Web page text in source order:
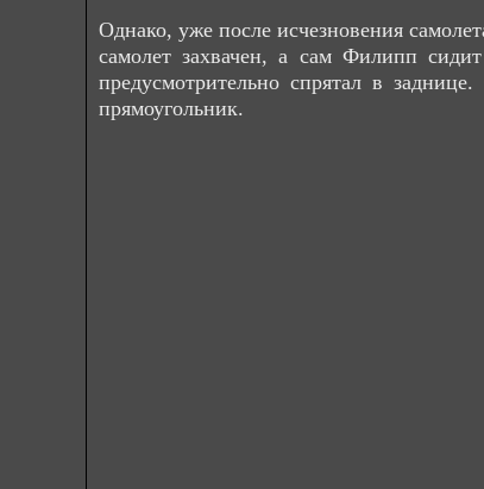
Однако, уже после исчезновения
самолет захвачен, а сам Филипп
предусмотрительно спрятал в заднице.
прямоугольник.